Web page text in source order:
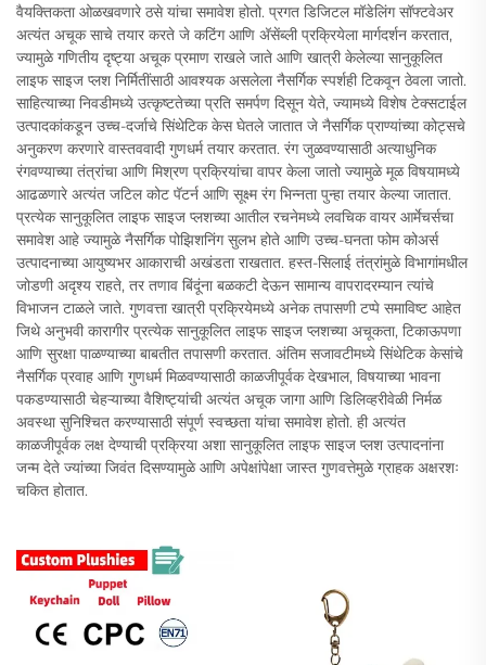
वैयक्तिकता ओळखवणारे ठसे यांचा समावेश होतो. प्रगत डिजिटल मॉडेलिंग सॉफ्टवेअर
अत्यंत अचूक साचे तयार करते जे कटिंग आणि अ‍ॅसेंब्ली प्रक्रियेला मार्गदर्शन करतात,
ज्यामुळे गणितीय दृष्ट्या अचूक प्रमाण राखले जाते आणि खात्री केलेल्या सानुकूलित
लाइफ साइज प्लश निर्मितींसाठी आवश्यक असलेला नैसर्गिक स्पर्शही टिकवून ठेवला जातो.
साहित्याच्या निवडीमध्ये उत्कृष्टतेच्या प्रति समर्पण दिसून येते, ज्यामध्ये विशेष टेक्सटाईल
उत्पादकांकडून उच्च-दर्जाचे सिंथेटिक केस घेतले जातात जे नैसर्गिक प्राण्यांच्या कोट्सचे
अनुकरण करणारे वास्तववादी गुणधर्म तयार करतात. रंग जुळवण्यासाठी अत्याधुनिक
रंगवण्याच्या तंत्रांचा आणि मिश्रण प्रक्रियांचा वापर केला जातो ज्यामुळे मूळ विषयामध्ये
आढळणारे अत्यंत जटिल कोट पॅटर्न आणि सूक्ष्म रंग भिन्नता पुन्हा तयार केल्या जातात.
प्रत्येक सानुकूलित लाइफ साइज प्लशच्या आतील रचनेमध्ये लवचिक वायर आर्मेचर्सचा
समावेश आहे ज्यामुळे नैसर्गिक पोझिशनिंग सुलभ होते आणि उच्च-घनता फोम कोअर्स
उत्पादनाच्या आयुष्यभर आकाराची अखंडता राखतात. हस्त-सिलाई तंत्रांमुळे विभागांमधील
जोडणी अदृश्य राहते, तर तणाव बिंदूंना बळकटी देऊन सामान्य वापरादरम्यान त्यांचे
विभाजन टाळले जाते. गुणवत्ता खात्री प्रक्रियेमध्ये अनेक तपासणी टप्पे समाविष्ट आहेत
जिथे अनुभवी कारागीर प्रत्येक सानुकूलित लाइफ साइज प्लशच्या अचूकता, टिकाऊपणा
आणि सुरक्षा पाळण्याच्या बाबतीत तपासणी करतात. अंतिम सजावटीमध्ये सिंथेटिक केसांचे
नैसर्गिक प्रवाह आणि गुणधर्म मिळवण्यासाठी काळजीपूर्वक देखभाल, विषयाच्या भावना
पकडण्यासाठी चेहऱ्याच्या वैशिष्ट्यांची अत्यंत अचूक जागा आणि डिलिव्हरीवेळी निर्मळ
अवस्था सुनिश्चित करण्यासाठी संपूर्ण स्वच्छता यांचा समावेश होतो. ही अत्यंत
काळजीपूर्वक लक्ष देण्याची प्रक्रिया अशा सानुकूलित लाइफ साइज प्लश उत्पादनांना
जन्म देते ज्यांच्या जिवंत दिसण्यामुळे आणि अपेक्षांपेक्षा जास्त गुणवत्तेमुळे ग्राहक अक्षरशः
चकित होतात.